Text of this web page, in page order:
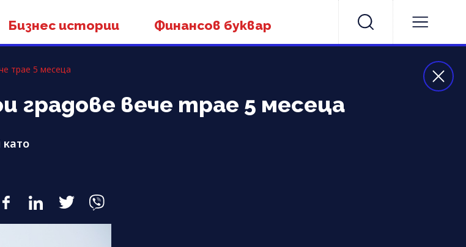
Бизнес истории Финансов буквар
трае 5 месеца
градове вече трае 5 месеца